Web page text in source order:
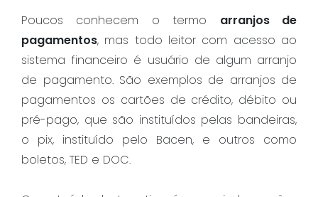
Poucos conhecem o termo arranjos de
pagamentos, mas todo leitor com acesso ao
sistema financeiro é usuário de algum arranjo
de pagamento. São exemplos de arranjos de
pagamentos os cartões de crédito, débito ou
pré-pago, que são instituídos pelas bandeiras,
o pix, instituído pelo Bacen, e outros como
boletos, TED e DOC.